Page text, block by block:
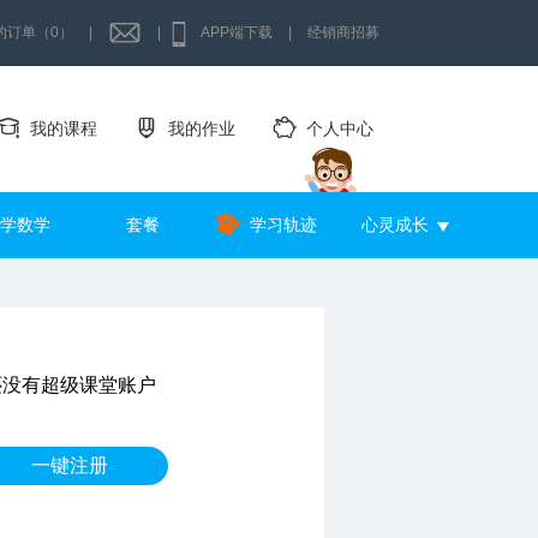
订单（0） APP端下载 经销商招募
我的课程 我的作业 个人中心
数学 套餐 学习轨迹 心灵成长
有超级课堂账户
一键注册